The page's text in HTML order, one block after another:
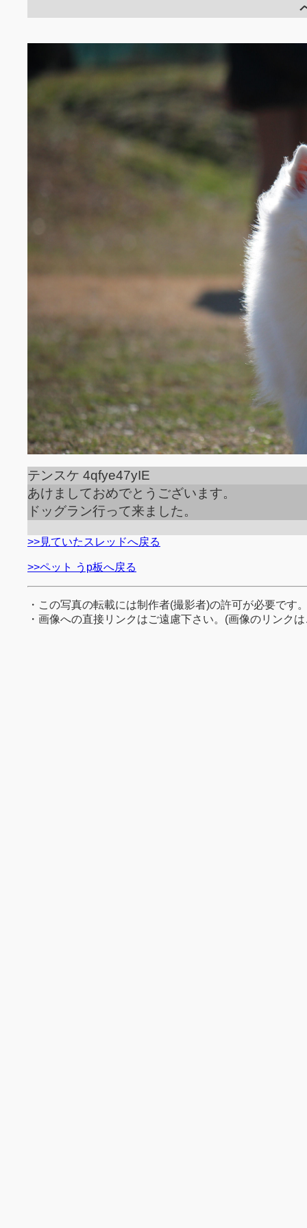
テンスケ 4qfye47yIE
あけましておめでとうございます。
ドッグラン行って来ました。
>>見ていたスレッドへ戻る
>>ペット うp板へ戻る
・この写真の転載には制作者(撮影者)の許可が必要です
・画像への直接リンクはご遠慮下さい。(画像のリンク